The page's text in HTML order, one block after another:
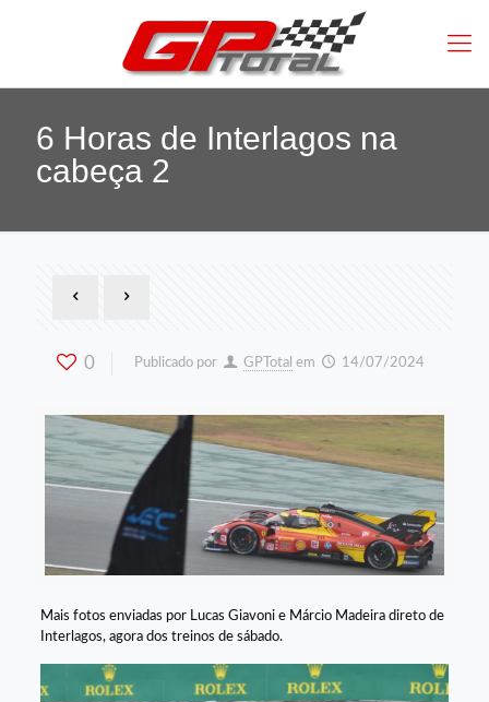
6 Horas de Interlagos na
cabeça 2
0 Publicado por GPTotal em 14/07/2024
Mais fotos enviadas por Lucas Giavoni e Márcio Madeira direto de
Interlagos, agora dos treinos de sábado.